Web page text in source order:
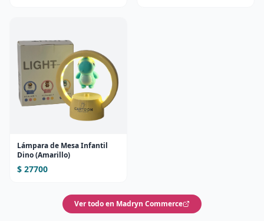
Lámpara de Mesa Infantil
Dino (Amarillo)
$ 27700
Ver todo en Madryn Commerce